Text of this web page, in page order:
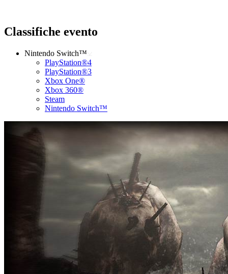
Classifiche evento
Nintendo Switch™
PlayStation®4
PlayStation®3
Xbox One®
Xbox 360®
Steam
Nintendo Switch™